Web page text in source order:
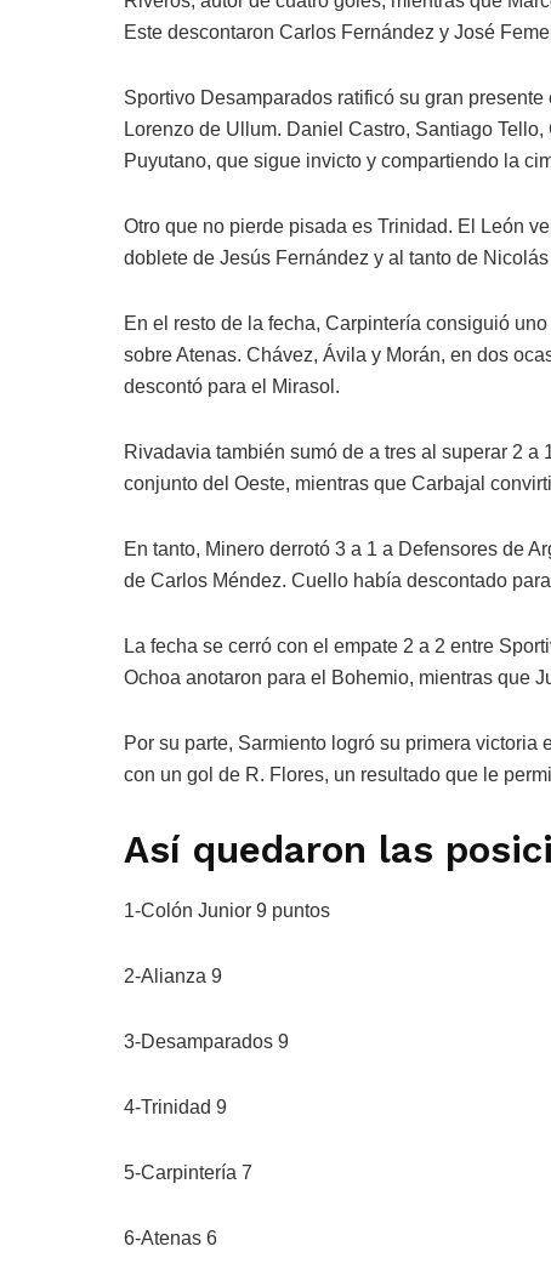
Este descontaron Carlos Fernández y José
Sportivo Desamparados ratificó su gran
Lorenzo de Ullum. Daniel Castro, Santiago
Puyutano, que sigue invicto y compartiendo la
Otro que no pierde pisada es Trinidad. El León
doblete de Jesús Fernández y al tanto de
En el resto de la fecha, Carpintería consiguió
sobre Atenas. Chávez, Ávila y Morán, en dos
descontó para el Mirasol.
Rivadavia también sumó de a tres al superar 2
conjunto del Oeste, mientras que Carbajal
En tanto, Minero derrotó 3 a 1 a Defensores de
de Carlos Méndez. Cuello había descontado
La fecha se cerró con el empate 2 a 2 entre
Ochoa anotaron para el Bohemio, mientras que
Por su parte, Sarmiento logró su primera
con un gol de R. Flores, un resultado que le
Así quedaron las
1-Colón Junior 9 puntos
2-Alianza 9
3-Desamparados 9
4-Trinidad 9
5-Carpintería 7
6-Atenas 6